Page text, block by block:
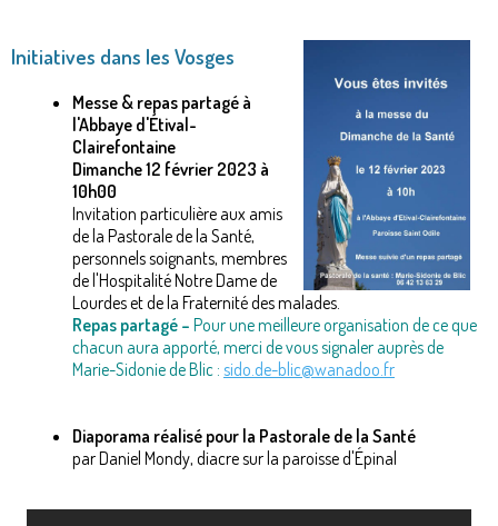
Initiatives dans les Vosges
Messe & repas partagé à
l'Abbaye d'Étival-
Clairefontaine
Dimanche 12 février 2023 à
10h00
Invitation particulière aux amis
de la Pastorale de la Santé,
personnels soignants, membres
de l'Hospitalité Notre Dame de
Lourdes et de la Fraternité des malades.
Repas partagé – Pour une meilleure organisation de ce que
chacun aura apporté, merci de vous signaler auprès de
Marie-Sidonie de Blic : sido.de-blic@wanadoo.fr
Diaporama réalisé pour la Pastorale de la Santé
par Daniel Mondy, diacre sur la paroisse d'Épinal